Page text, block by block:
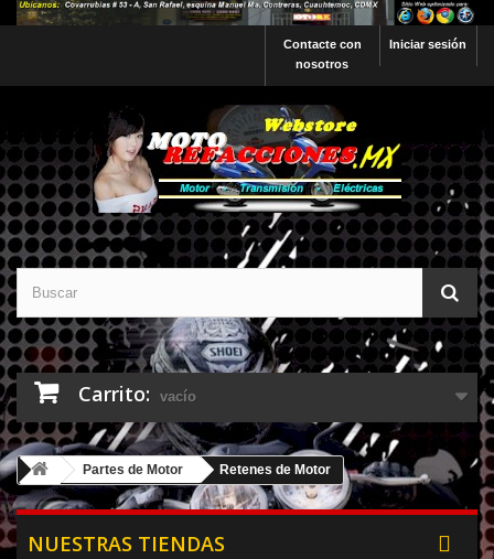
Iniciar sesión
Contacte con
nosotros
Carrito: vacío
Partes de Motor Retenes de Motor
NUESTRAS TIENDAS